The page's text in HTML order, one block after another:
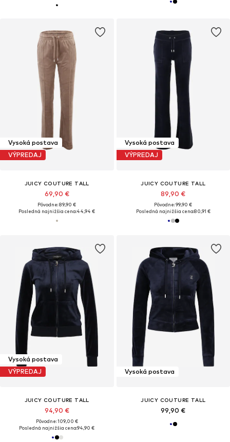
Vysoká postava
VÝPREDAJ
JUICY COUTURE TALL
69,90 €
Pôvodne: 89,90 €
Posledná najnižšia cena:44,94 €
Vysoká postava
VÝPREDAJ
JUICY COUTURE TALL
89,90 €
Pôvodne: 99,90 €
Posledná najnižšia cena:80,91 €
Vysoká postava
VÝPREDAJ
JUICY COUTURE TALL
94,90 €
Pôvodne: 109,00 €
Posledná najnižšia cena:94,90 €
Vysoká postava
JUICY COUTURE TALL
99,90 €